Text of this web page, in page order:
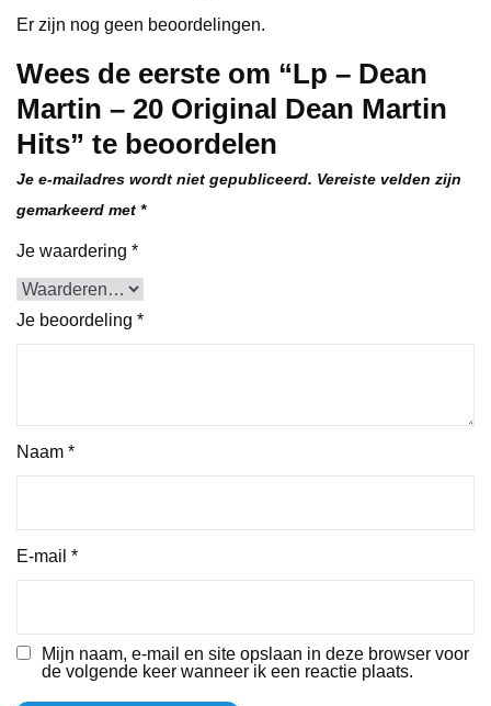
Er zijn nog geen beoordelingen.
Wees de eerste om “Lp – Dean
Martin – 20 Original Dean Martin
Hits” te beoordelen
Je e-mailadres wordt niet gepubliceerd. Vereiste velden zijn
gemarkeerd met *
Je waardering *
Je beoordeling *
Naam *
E-mail *
Mijn naam, e-mail en site opslaan in deze browser voor
de volgende keer wanneer ik een reactie plaats.